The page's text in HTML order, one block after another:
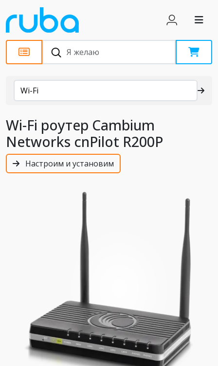
Каталог
Wi-Fi
Wi-Fi роутер Cambium
Networks cnPilot R200P
Настроим и установим